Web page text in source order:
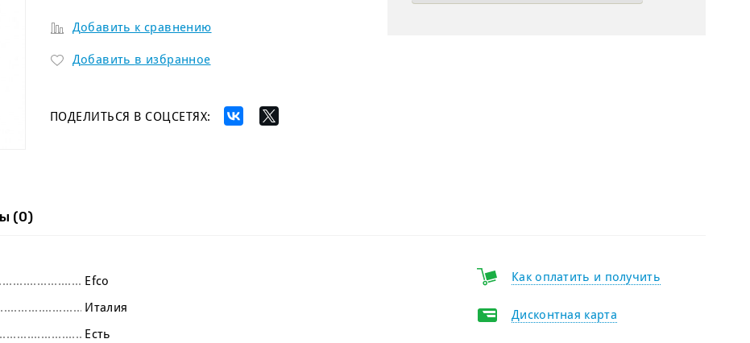
Добавить к сравнению
Добавить в избранное
ПОДЕЛИТЬСЯ В СОЦСЕТЯХ:
(0)
Efco
Италия
Есть
Как оплатить и получить
Дисконтная карта